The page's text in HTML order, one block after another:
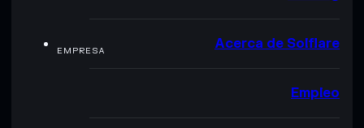
EMPRESA Acerca de Solflare
Empleo